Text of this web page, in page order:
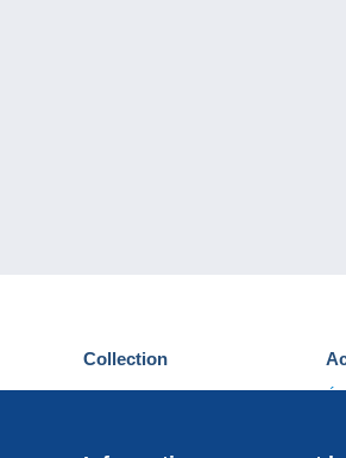
Collection
Cartes postales